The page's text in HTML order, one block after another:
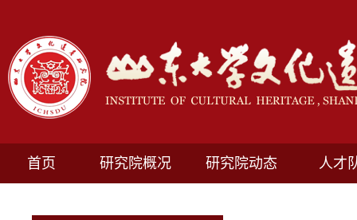
首页 研究院概况 研究院动态 人才